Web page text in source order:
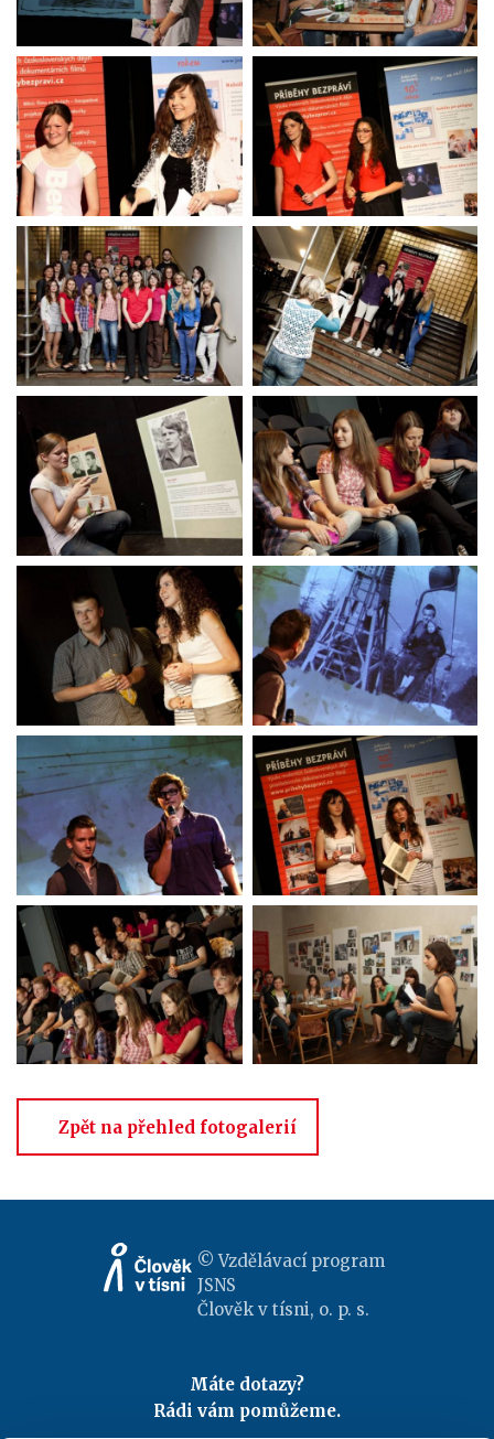
Zpět na přehled fotogalerií
© Vzdělávací program
JSNS
Člověk v tísni, o. p. s.
Máte dotazy?
Rádi vám pomůžeme.